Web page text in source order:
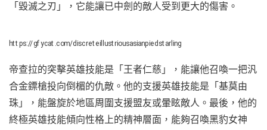
「毀滅之刃」，它能讓已中劍的敵人受到更大的傷害。
https://gfycat.com/discreteillustriousasianpiedstarling
帝查拉的突擊英雄技能是「王者仁慈」，能讓他召喚一把汎
合金鏢槍投向倒楣的仇敵。他的支援英雄技能是「基莫由
珠」，能盤旋於地區周圍支援盟友或暈眩敵人。最後，他的
終極英雄技能傾向性格上的精神層面，能夠召喚黑豹女神